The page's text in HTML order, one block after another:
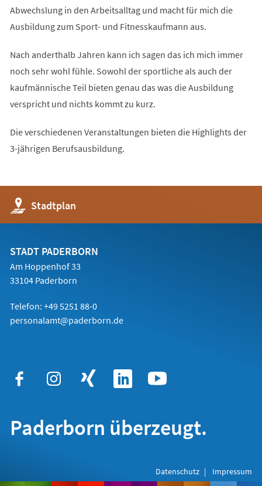
Abwechslung in den Arbeitsalltag und macht für mich die
Ausbildung zum Sport- und Fitnesskaufmann aus.
Nach anderthalb Jahren kann ich sagen das ich mich immer
noch sehr wohl fühle. Sowohl der sportliche als auch der
kaufmännische Teil bieten genau das was die Ausbildung
verspricht und nichts kommt zu kurz.
Die verschiedenen Veranstaltungen bieten die Highlights der
3-jährigen Berufsausbildung.
Stadtplan
(Öffnet
in
einem
Tab)
STADT PADERBORN
Am Hoppenhof 33
33104 Paderborn
Telefon: +49 5251 88-0
personalamt@paderborn.de
Paderborn überzeugt.
Datenschutz Impressum